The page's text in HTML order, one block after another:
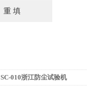
SC-010浙江防尘试验机